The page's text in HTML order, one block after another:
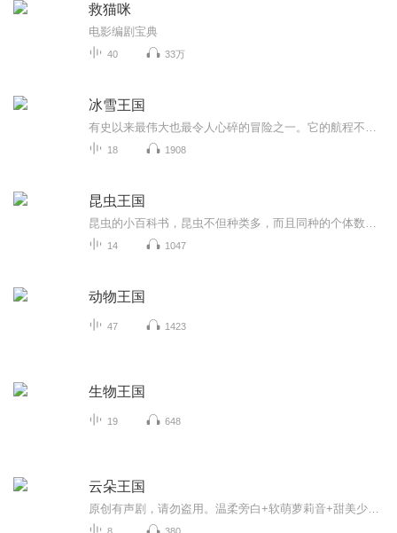
救猫咪
电影编剧宝典
40 33万
冰雪王国
18 1908
昆虫王国
14 1047
动物王国
47 1423
生物王国
19 648
云朵王国